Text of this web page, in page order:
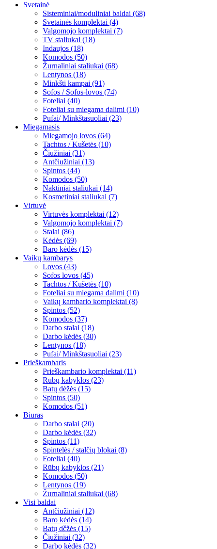
Svetainė
Sisteminiai/moduliniai baldai (68)
Svetainės komplektai (4)
Valgomojo komplektai (7)
TV staliukai (18)
Indaujos (18)
Komodos (50)
Žurnaliniai staliukai (68)
Lentynos (18)
Minkšti kampai (91)
Sofos / Sofos-lovos (74)
Foteliai (40)
Foteliai su miegama dalimi (10)
Pufai/ Minkštasuoliai (23)
Miegamasis
Miegamojo lovos (64)
Tachtos / Kušetės (10)
Čiužiniai (31)
Antčiužiniai (13)
Spintos (44)
Komodos (50)
Naktiniai staliukai (14)
Kosmetiniai staliukai (7)
Virtuvė
Virtuvės komplektai (12)
Valgomojo komplektai (7)
Stalai (86)
Kėdės (69)
Baro kėdės (15)
Vaikų kambarys
Lovos (43)
Sofos lovos (45)
Tachtos / Kušetės (10)
Foteliai su miegama dalimi (10)
Vaikų kambario komplektai (8)
Spintos (52)
Komodos (37)
Darbo stalai (18)
Darbo kėdės (30)
Lentynos (18)
Pufai/ Minkštasuoliai (23)
Prieškambaris
Prieškambario komplektai (11)
Rūbų kabyklos (23)
Batų dėžės (15)
Spintos (50)
Komodos (51)
Biuras
Darbo stalai (20)
Darbo kėdės (32)
Spintos (11)
Spintelės / stalčių blokai (8)
Foteliai (40)
Rūbų kabyklos (21)
Komodos (50)
Lentynos (19)
Žurnaliniai staliukai (68)
Visi baldai
Antčiužiniai (12)
Baro kėdės (14)
Batų dčžės (15)
Čiužiniai (32)
Darbo kėdės (32)